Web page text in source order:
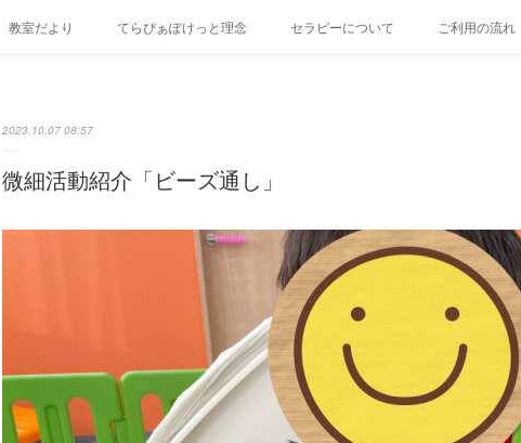
教室だより てらぴぁぽけっと理念 セラピーについて ご利用の流れ
2023.10.07 08:57
微細活動紹介「ビーズ通し」